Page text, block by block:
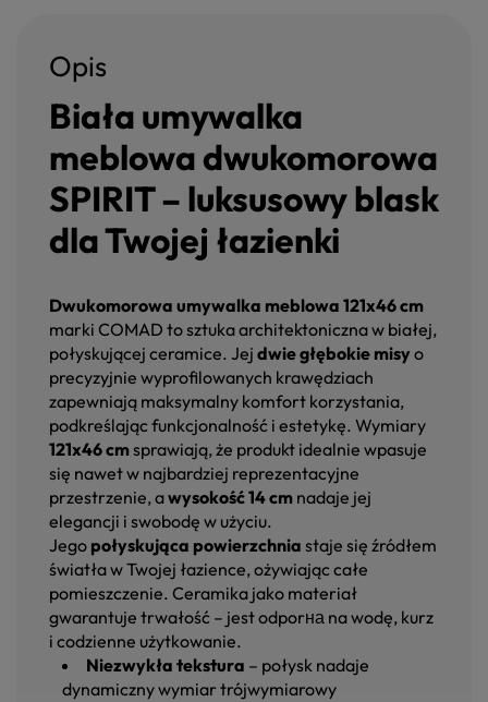
Opis
Biała umywalka
meblowa dwukomorowa
SPIRIT – luksusowy blask
dla Twojej łazienki
Dwukomorowa umywalka meblowa 121x46 cm
marki COMAD to sztuka architektoniczna w białej,
połyskującej ceramice. Jej dwie głębokie misyo
precyzyjnie wyprofilowanych krawędziach
zapewniają maksymalny komfort korzystania,
podkreślając funkcjonalność i estetykę. Wymiary
121x46 cmsprawiają, że produkt idealnie wpasuje
się nawet w najbardziej reprezentacyjne
przestrzenie, awysokość 14 cm nadaje jej
elegancji i swobodę w użyciu.
Jego połyskująca powierzchnia staje się źródłem
światła w Twojej łazience, ożywiając całe
pomieszczenie. Ceramika jako materiał
gwarantuje trwałość – jest odporна na wodę, kurz
i codzienne użytkowanie.
Niezwykła tekstura – połysk nadaje
dynamiczny wymiar trójwymiarowy